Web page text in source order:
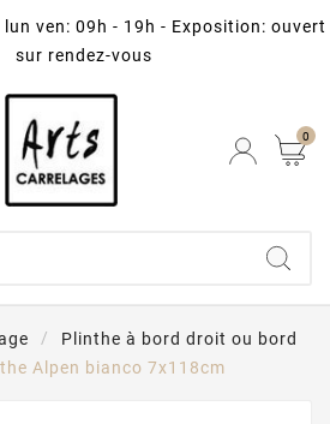
lun ven: 09h - 19h - Exposition: ouvert
sur rendez-vous
0
Plinthe à bord droit ou bord
Alpen bianco 7x118cm